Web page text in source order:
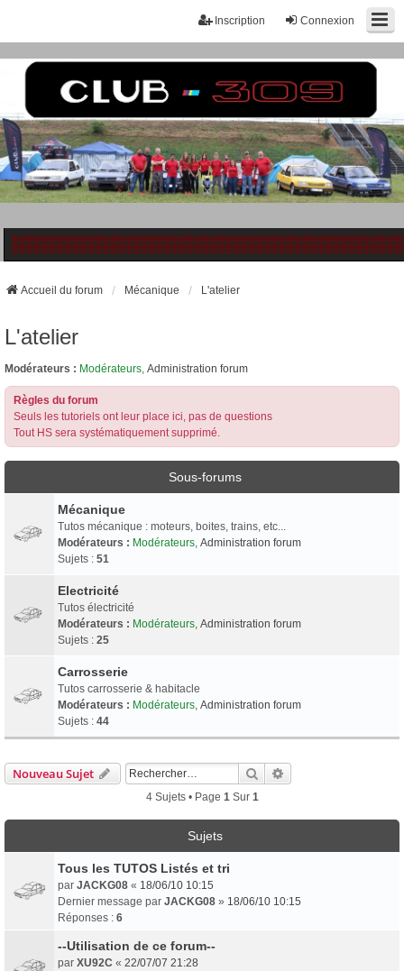
Connexion
Inscription
Accueil du forum Mécanique L'atelier
L'atelier
Modérateurs : Modérateurs, Administration forum
Règles du forum
Seuls les tutoriels ont leur place ici, pas de questions
Tout HS sera systématiquement supprimé.
Sous-forums
Mécanique
Tutos mécanique : moteurs, boites, trains, etc...
Modérateurs : Modérateurs, Administration forum
Sujets : 51
Electricité
Tutos électricité
Modérateurs : Modérateurs, Administration forum
Sujets : 25
Carrosserie
Tutos carrosserie & habitacle
Modérateurs : Modérateurs, Administration forum
Sujets : 44
Nouveau Sujet Rechercher
4 Sujets • Page 1Sur 1
Sujets
Tous les TUTOS Listés et tri
par JACKG08 « 18/06/10 10:15
Dernier message par JACKG08 » 18/06/10 10:15
Réponses : 6
--Utilisation de ce forum--
par XU92C « 22/07/07 21:28